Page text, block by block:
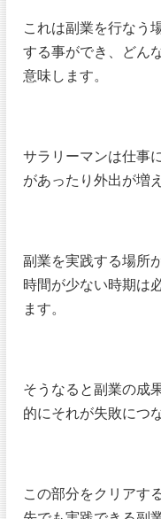
これは副業を行なう
する事ができ、どん
意味します。
サラリーマンは仕事
があったり外出が増
副業を実践する場所
時間が少ない時期は
ます。
そうなると副業の成
的にそれが失敗につ
この部分をクリアす